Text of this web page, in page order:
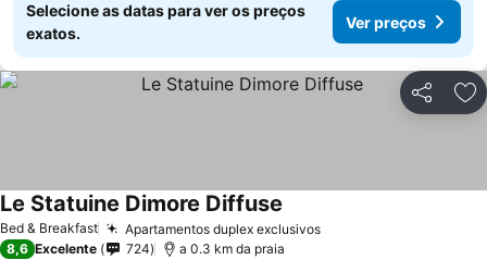
Selecione as datas para ver os preços
exatos.
Ver preços
Partilhar
Bed & Breakfast Apartamentos duplex exclusivosVer preços
Le Statuine Dimore Diffuse
8,6 Excelente 724 a 0.3 km da praia